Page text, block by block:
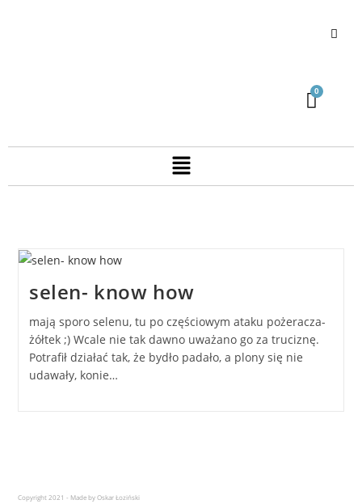
selen- know how
mają sporo selenu, tu po częściowym ataku pożeracza-
żółtek ;) Wcale nie tak dawno uważano go za truciznę.
Potrafił działać tak, że bydło padało, a plony się nie
udawały, konie…
Copyright 2021 - Made by Oskar Łoziński